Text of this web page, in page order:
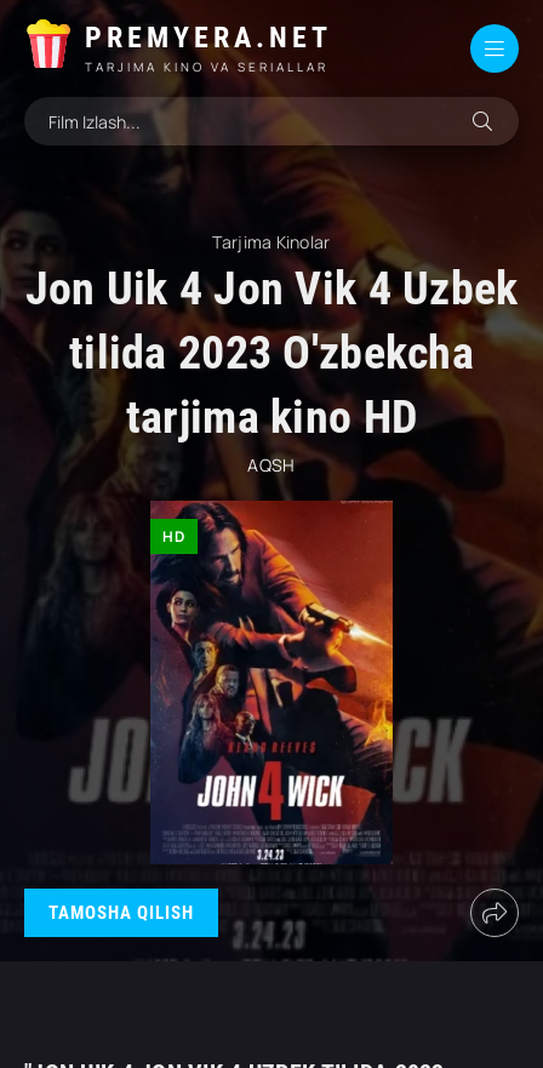
PREMYERA.NET
TARJIMA KINO VA SERIALLAR
Tarjima Kinolar
Jon Uik 4 Jon Vik 4 Uzbek
tilida 2023 O'zbekcha
tarjima kino HD
AQSH
HD
TAMOSHA QILISH